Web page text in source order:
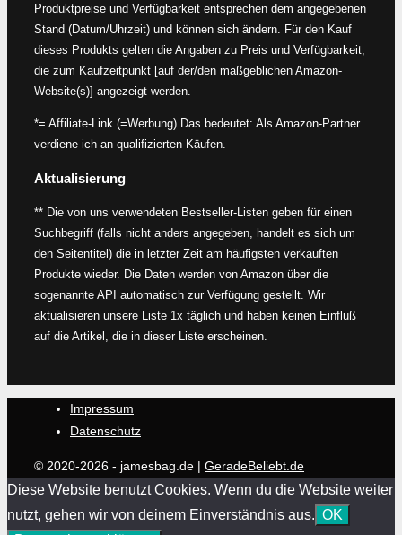
Produktpreise und Verfügbarkeit entsprechen dem angegebenen
Stand (Datum/Uhrzeit) und können sich ändern. Für den Kauf
dieses Produkts gelten die Angaben zu Preis und Verfügbarkeit,
die zum Kaufzeitpunkt [auf der/den maßgeblichen Amazon-
Website(s)] angezeigt werden.
*= Affiliate-Link (=Werbung) Das bedeutet: Als Amazon-Partner
verdiene ich an qualifizierten Käufen.
Aktualisierung
** Die von uns verwendeten Bestseller-Listen geben für einen
Suchbegriff (falls nicht anders angegeben, handelt es sich um
den Seitentitel) die in letzter Zeit am häufigsten verkauften
Produkte wieder. Die Daten werden von Amazon über die
sogenannte API automatisch zur Verfügung gestellt. Wir
aktualisieren unsere Liste 1x täglich und haben keinen Einfluß
auf die Artikel, die in dieser Liste erscheinen.
Impressum
Datenschutz
© 2020-2026 - jamesbag.de | GeradeBeliebt.de
Diese Website benutzt Cookies. Wenn du die Website weiter
nutzt, gehen wir von deinem Einverständnis aus. OK